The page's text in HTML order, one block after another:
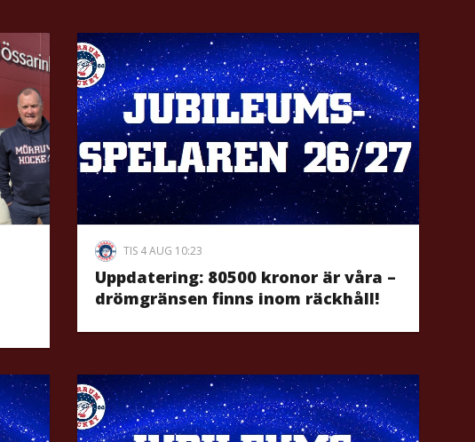
TIS 4 AUG 10:23
Uppdatering: 80500 kronor är våra –
drömgränsen finns inom räckhåll!